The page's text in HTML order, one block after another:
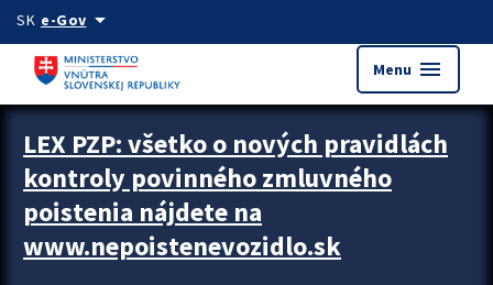
Preskocit na hlavný obsah
SK e-Govarrow_drop_down
Menu menu
Zastavit automatický posun upútavok
LEX PZP: všetko o nových pravidlách
kontroly povinného zmluvného
poistenia nájdete na
www.nepoistenevozidlo.sk